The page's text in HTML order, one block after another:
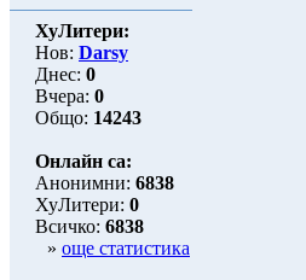
ХуЛитери:
Нов: Darsy
Днес: 0
Вчера: 0
Общо: 14243
Онлайн са:
Анонимни: 6838
ХуЛитери: 0
Всичко: 6838
» още статистика